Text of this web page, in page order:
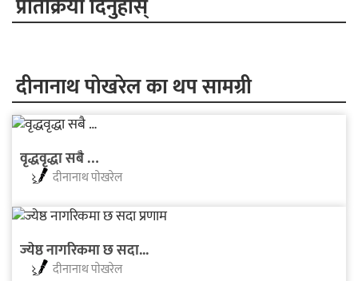
प्रतिक्रिया दिनुहोस्
दीनानाथ पाेखरेल का थप सामग्री
वृद्धवृद्धा सबै …
दीनानाथ पाेखरेल
ज्येष्ठ नागरिकमा छ सदा...
दीनानाथ पाेखरेल